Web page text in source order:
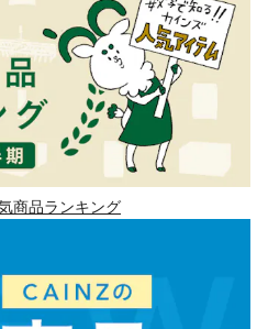
商品ランキング